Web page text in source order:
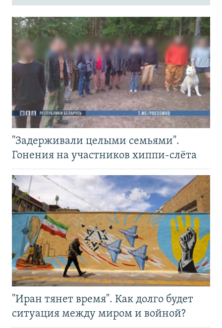
"Задерживали целыми семьями".
Гонения на участников хиппи-слёта
"Иран тянет время". Как долго будет
ситуация между миром и войной?